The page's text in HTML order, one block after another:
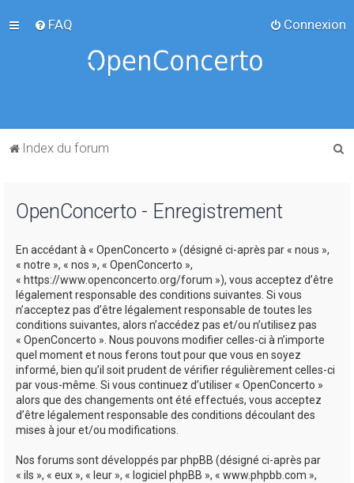
FAQ Connexion
Index du forum
OpenConcerto - Enregistrement
En accédant à « OpenConcerto » (désigné ci-après par « nous »,
« notre », « nos », « OpenConcerto »,
« https://www.openconcerto.org/forum »), vous acceptez d’être
légalement responsable des conditions suivantes. Si vous
n’acceptez pas d’être légalement responsable de toutes les
conditions suivantes, alors n’accédez pas et/ou n’utilisez pas
« OpenConcerto ». Nous pouvons modifier celles-ci à n’importe
quel moment et nous ferons tout pour que vous en soyez
informé, bien qu’il soit prudent de vérifier régulièrement celles-ci
par vous-même. Si vous continuez d’utiliser « OpenConcerto »
alors que des changements ont été effectués, vous acceptez
d’être légalement responsable des conditions découlant des
mises à jour et/ou modifications.
Nos forums sont développés par phpBB (désigné ci-après par
« ils », « eux », « leur », « logiciel phpBB », « www.phpbb.com »,